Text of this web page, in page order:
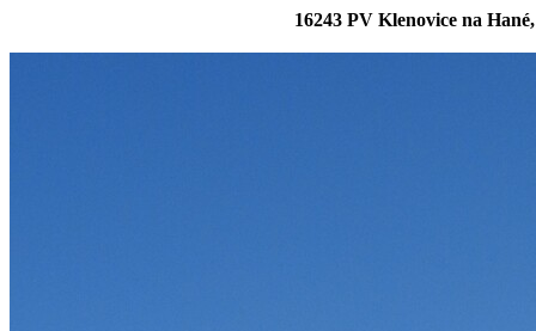
16243 PV Klenovice na